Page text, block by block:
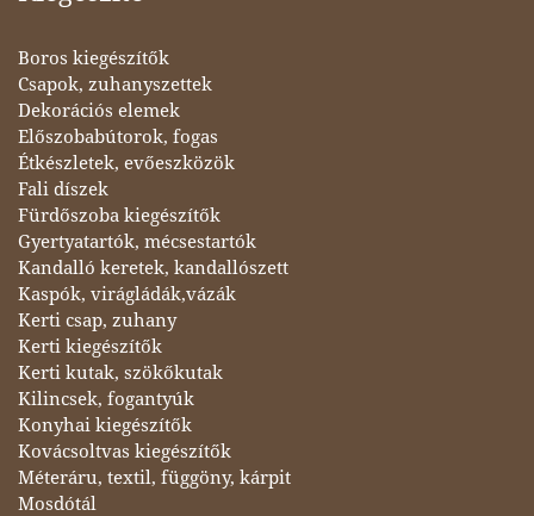
Boros kiegészítők
Csapok, zuhanyszettek
Dekorációs elemek
Előszobabútorok, fogas
Étkészletek, evőeszközök
Fali díszek
Fürdőszoba kiegészítők
Gyertyatartók, mécsestartók
Kandalló keretek, kandallószett
Kaspók, virágládák,vázák
Kerti csap, zuhany
Kerti kiegészítők
Kerti kutak, szökőkutak
Kilincsek, fogantyúk
Konyhai kiegészítők
Kovácsoltvas kiegészítők
Méteráru, textil, függöny, kárpit
Mosdótál